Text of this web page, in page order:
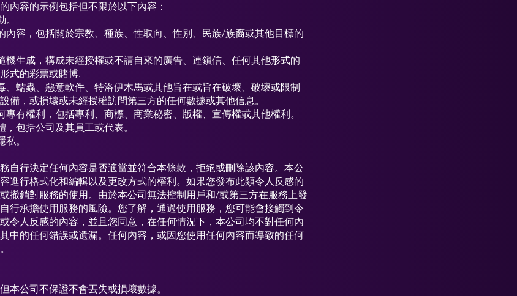
內容的示例包括但不限於以下內容：
容，包括關於宗教、種族、性取向、性別、民族/族裔或其他目標的
生成，構成未經授權或不請自來的廣告、連鎖信、任何其他形式的
式的彩票或賭博.
蠕蟲、惡意軟件、特洛伊木馬或其他旨在或旨在破壞、破壞或限制
備，或損壞或未經授權訪問第三方的任何數據或其他信息。
有權利，包括專利、商標、商業秘密、版權、宣傳權或其他權利。
包括公司及其員工或代表。
。
自行決定任何內容是否適當並符合本條款，拒絕或刪除該內容。本公
進行格式化和編輯以及更改方式的權利。如果您發布此類令人反感的
撤銷對服務的使用。由於本公司無法控制用戶和/或第三方在服務上發
行承擔使用服務的風險。您了解，通過使用服務，您可能會接觸到令
令人反感的內容，並且您同意，在任何情況下，本公司均不對任何內
中的任何錯誤或遺漏。任何內容，或因您使用任何內容而導致的任何
本公司不保證不會丟失或損壞數據。